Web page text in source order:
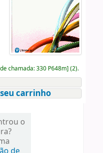
chamada:330 P648m] (2).
carrinho
o